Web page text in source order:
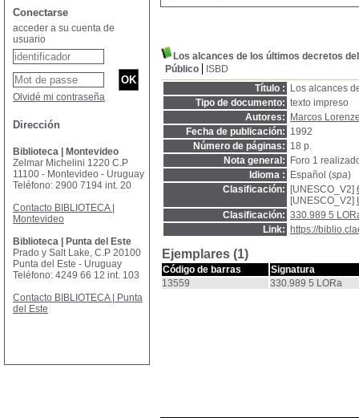
Los alcances de los últimos decretos
Público
ISBD
Título :
Los alcances
Tipo de documento: texto impreso
Autores:
Marcos
Fecha de publicación: 1992
Número de páginas: 18 p.
Nota general:
Foro 1
Idioma :
Español (spa)
Clasificación:
[UNESCO_V2]
[UNESCO_V2]
Clasificación: 330.989 5
Link:
https://
Ejemplares (1)
Código de barras
Signatura
13559
330.989 5 LORa
Conectarse
acceder a su cuenta de
usuario
Olvidé mi contraseña
Dirección
Biblioteca | Montevideo
Zelmar Michelini 1220 C.P
11100 - Montevideo - Uruguay
Teléfono: 2900 7194 int. 20
Contacto BIBLIOTECA |
Montevideo
Biblioteca | Punta del Este
Prado y Salt Lake, C.P 20100
Punta del Este - Uruguay
Teléfono: 4249 66 12 int. 103
Contacto BIBLIOTECA | Punta
del Este